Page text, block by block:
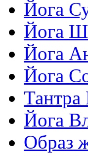
Йога
Йога
Йога
Йога
Тантра
Йога
Образ